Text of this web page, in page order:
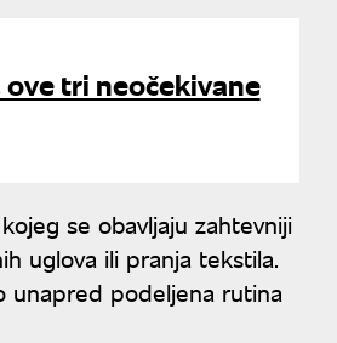
tri neočekivane
se obavljaju zahtevniji
uglova ili pranja tekstila.
unapred podeljena rutina